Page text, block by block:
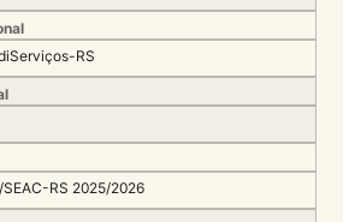
RS
RS 2025/2026